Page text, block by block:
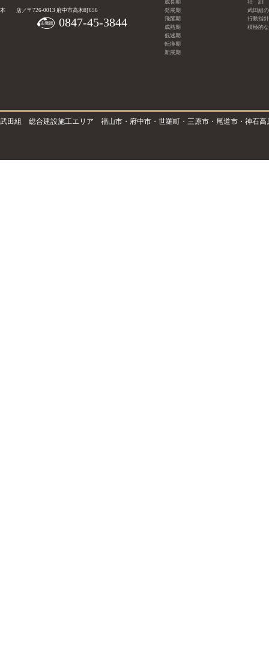
本 店／〒726-0013 府中市高木町656
0847-45-3844
成長期
発展期
飛躍期
成熟期
低迷期
転換期
新展期
社 訓
武田組
行動指針
積極的
武田組 総合建設施工エリア 福山市・府中市・世羅町・三原市・尾道市・神石高